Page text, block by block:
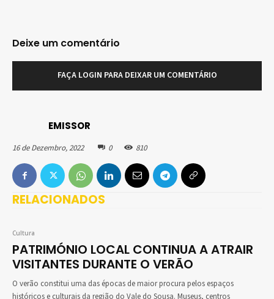
EMISSOR
16 de Dezembro, 2022 0 810
RELACIONADOS
Cultura
PATRIMÓNIO LOCAL CONTINUA A ATRAIR
VISITANTES DURANTE O VERÃO
O verão constitui uma das épocas de maior procura pelos espaços
históricos e culturais da região do Vale do Sousa. Museus, centros
Deixe um comentário
FAÇA LOGIN PARA DEIXAR UM COMENTÁRIO